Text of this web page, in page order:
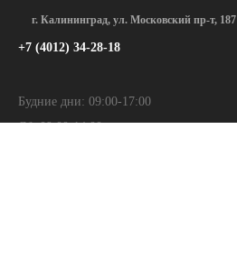
г. Калининград, ул. Московский пр-т, 187
+7 (4012) 34-28-18
Будние дни: 09:00-17:00
Сб: 09:00-14:00